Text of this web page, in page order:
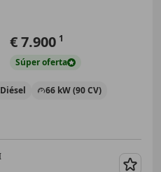
€ 7.900 1
Súperoferta
Diésel 66 kW (90 CV)